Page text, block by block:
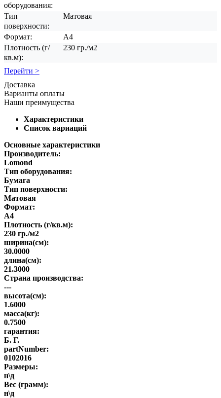
оборудования:
Тип
поверхности:
Матовая
Формат:
A4
Плотность (г/
кв.м):
230 гр./м2
Перейти >
Доставка
Варианты оплаты
Наши преимущества
Характеристики
Список вариаций
Основные характеристики
Производитель:
Lomond
Тип оборудования:
Бумага
Тип поверхности:
Матовая
Формат:
A4
Плотность (г/кв.м):
230 гр./м2
ширина(см):
30.0000
длина(см):
21.3000
Страна производства:
---
высота(см):
1.6000
масса(кг):
0.7500
гарантия:
Б. Г.
partNumber:
0102016
Размеры:
н\д
Вес (грамм):
н\д